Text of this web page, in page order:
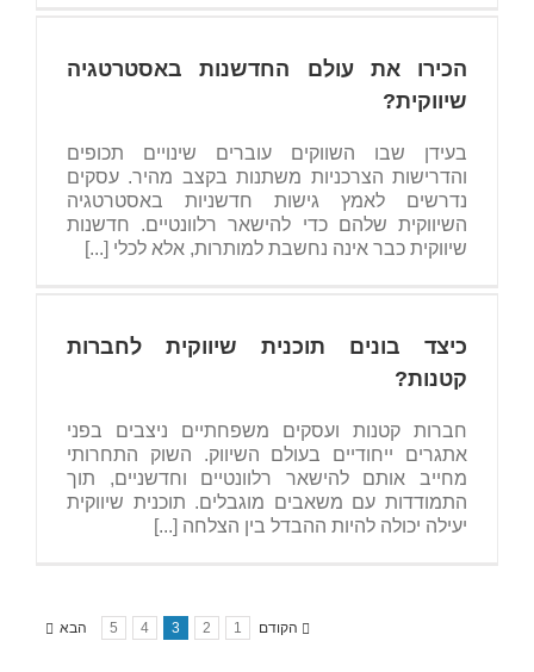
הכירו את עולם החדשנות באסטרטגיה
שיווקית?
בעידן שבו השווקים עוברים שינויים תכופים
והדרישות הצרכניות משתנות בקצב מהיר. עסקים
נדרשים לאמץ גישות חדשניות באסטרטגיה
השיווקית שלהם כדי להישאר רלוונטיים. חדשנות
שיווקית כבר אינה נחשבת למותרות, אלא לכלי [...]
כיצד בונים תוכנית שיווקית לחברות
קטנות?
חברות קטנות ועסקים משפחתיים ניצבים בפני
אתגרים ייחודיים בעולם השיווק. השוק התחרותי
מחייב אותם להישאר רלוונטיים וחדשניים, תוך
התמודדות עם משאבים מוגבלים. תוכנית שיווקית
יעילה יכולה להיות ההבדל בין הצלחה [...]
הקודם 1
2
3
4
5 הבא